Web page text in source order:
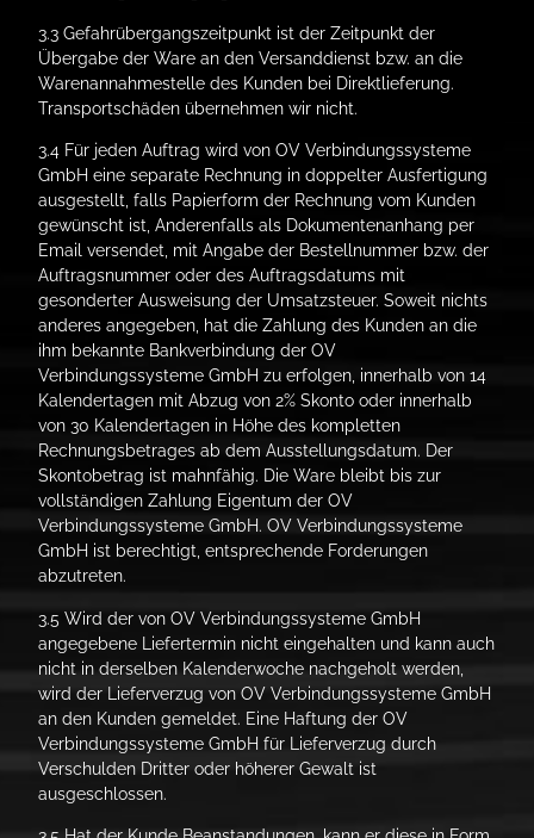
3.3 Gefahrübergangszeitpunkt ist der Zeitpunkt der
Übergabe der Ware an den Versanddienst bzw. an die
Warenannahmestelle des Kunden bei Direktlieferung.
Transportschäden übernehmen wir nicht.
3.4 Für jeden Auftrag wird von OV Verbindungssysteme
GmbH eine separate Rechnung in doppelter Ausfertigung
ausgestellt, falls Papierform der Rechnung vom Kunden
gewünscht ist, Anderenfalls als Dokumentenanhang per
Email versendet, mit Angabe der Bestellnummer bzw. der
Auftragsnummer oder des Auftragsdatums mit
gesonderter Ausweisung der Umsatzsteuer. Soweit nichts
anderes angegeben, hat die Zahlung des Kunden an die
ihm bekannte Bankverbindung der OV
Verbindungssysteme GmbH zu erfolgen, innerhalb von 14
Kalendertagen mit Abzug von 2% Skonto oder innerhalb
von 30 Kalendertagen in Höhe des kompletten
Rechnungsbetrages ab dem Ausstellungsdatum. Der
Skontobetrag ist mahnfähig. Die Ware bleibt bis zur
vollständigen Zahlung Eigentum der OV
Verbindungssysteme GmbH. OV Verbindungssysteme
GmbH ist berechtigt, entsprechende Forderungen
abzutreten.
3.5 Wird der von OV Verbindungssysteme GmbH
angegebene Liefertermin nicht eingehalten und kann auch
nicht in derselben Kalenderwoche nachgeholt werden,
wird der Lieferverzug von OV Verbindungssysteme GmbH
an den Kunden gemeldet. Eine Haftung der OV
Verbindungssysteme GmbH für Lieferverzug durch
Verschulden Dritter oder höherer Gewalt ist
ausgeschlossen.